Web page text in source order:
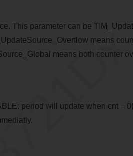
This parameter can be
means
means both counter
period will update when cnt =